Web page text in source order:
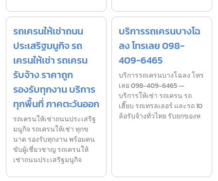
รถเครนให้เช่าถนน
ประเสริฐมนูกิจ รถ
เครนให้เช่า รถเครน
รับจ้าง ราคาถูก
รองรับทุกงาน บริการ
ทุกพื้นที่ ภาคตะวันออก
รถเครนให้เช่าถนนประเสริฐ
มนูกิจ รถเครนให้เช่า ทุกข
นาด รองรับทุกงาน พร้อมคน
ขับผู้เชี่ยวชาญ รถเครนให้
เช่าถนนประเสริฐมนูกิจ
บริการรถเครนบางโฉ
ลง โทรเลย 098-
409-6465
บริการรถเครนบางโฉลง โทร
เลย 098-409-6465 —
บริการให้เช่า รถเครน รถ
เฮี๊ยบ รถเทรลเลอร์ และรถ 10
ล้อรับจ้างทั่วไทย รับยกของห